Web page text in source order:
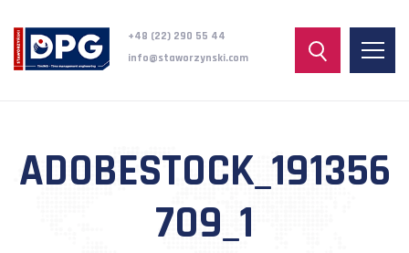
+48 (22) 290 55 44
info@staworzynski.com
ADOBESTOCK_191356
709_1